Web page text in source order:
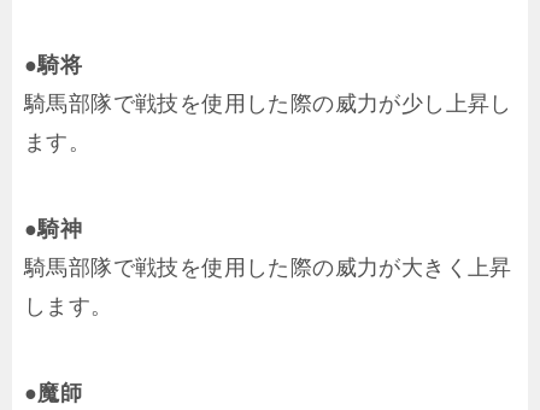
●騎将
騎馬部隊で戦技を使用した際の威力が少し上昇し
ます。
●騎神
騎馬部隊で戦技を使用した際の威力が大きく上昇
します。
●魔師